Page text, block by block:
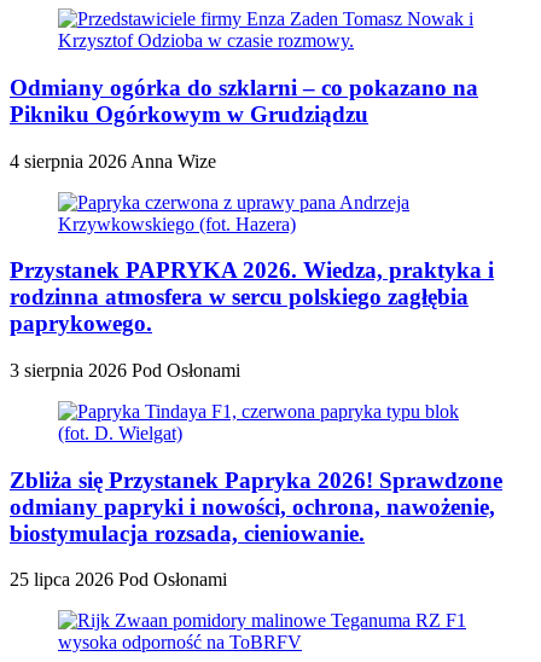
Odmiany ogórka do szklarni – co pokazano na
Pikniku Ogórkowym w Grudziądzu
4 sierpnia 2026 Anna Wize
Przystanek PAPRYKA 2026. Wiedza, praktyka i
rodzinna atmosfera w sercu polskiego zagłębia
paprykowego.
3 sierpnia 2026 Pod Osłonami
Zbliża się Przystanek Papryka 2026! Sprawdzone
odmiany papryki i nowości, ochrona, nawożenie,
biostymulacja rozsada, cieniowanie.
25 lipca 2026 Pod Osłonami